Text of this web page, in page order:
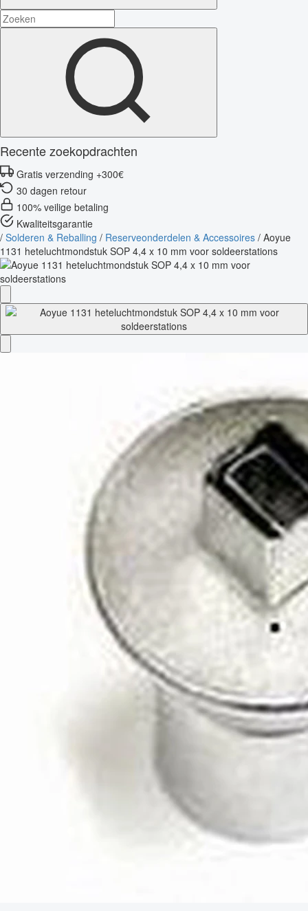
Recente zoekopdrachten
Gratis verzending +300€
30 dagen retour
100% veilige betaling
Kwaliteitsgarantie
/ Solderen & Reballing / Reserveonderdelen & Accessoires / Aoyue
1131 heteluchtmondstuk SOP 4,4 x 10 mm voor soldeerstations